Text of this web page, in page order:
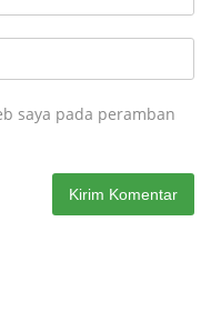
saya pada peramban